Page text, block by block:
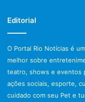
Editorial
O Portal Rio Notícias é
melhor sobre
teatro, shows e eventos
ações sociais, esporte,
cuidado com seu Pet e